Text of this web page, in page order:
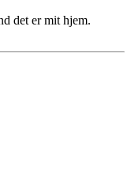
det er mit hjem.